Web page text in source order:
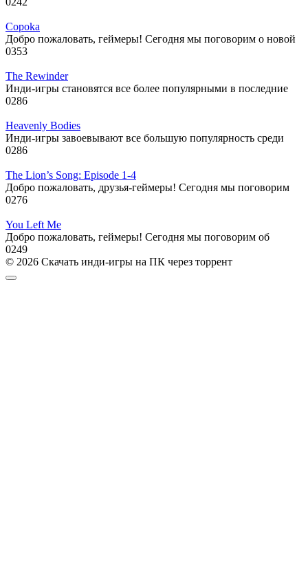
Сороkа
Добро пожаловать, геймеры! Сегодня мы поговорим о новой
0353
The Rewinder
Инди-игры становятся все более популярными в последние
0286
Heavenly Bodies
Инди-игры завоевывают все большую популярность среди
0286
The Lion’s Song: Episode 1-4
Добро пожаловать, друзья-геймеры! Сегодня мы поговорим
0276
You Left Me
Добро пожаловать, геймеры! Сегодня мы поговорим об
0249
© 2026 Скачать инди-игры на ПК через торрент